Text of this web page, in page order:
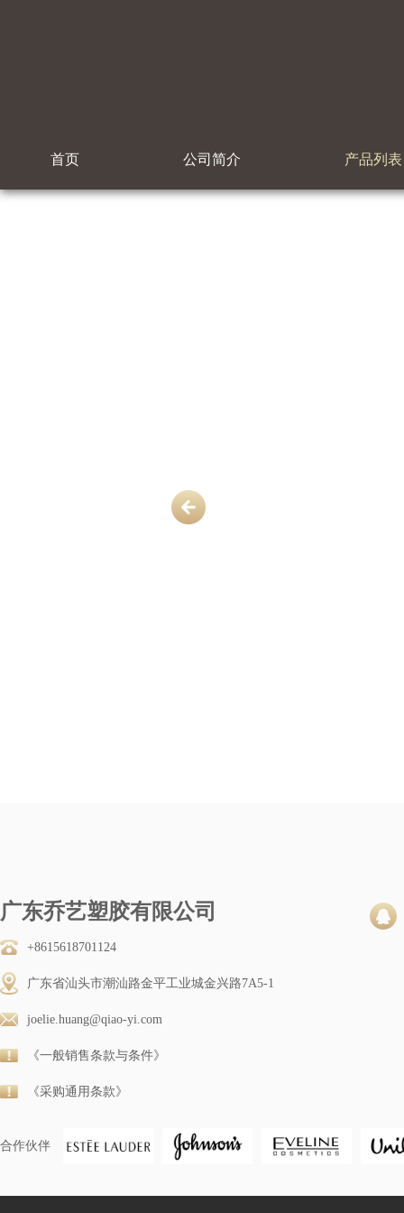
首页 公司简介 产品列表
广东乔艺塑胶有限公司
+8615618701124
广东省汕头市潮汕路金平工业城金兴路7A5-1
joelie.huang@qiao-yi.com
《一般销售条款与条件》
《采购通用条款》
合作伙伴